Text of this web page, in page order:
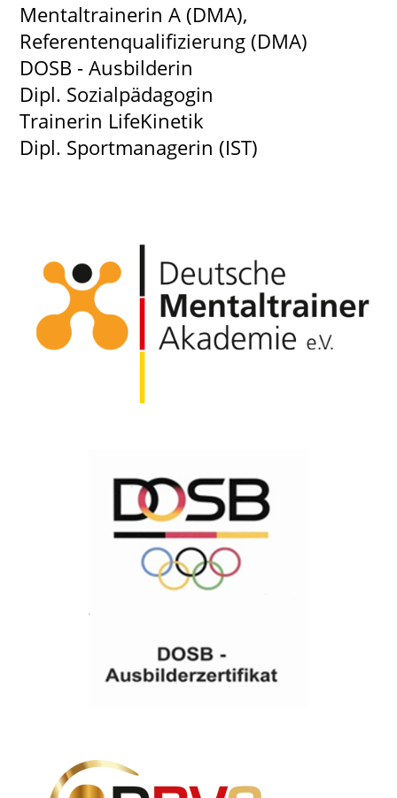
Mentaltrainerin A (DMA),
Referentenqualifizierung (DMA)
DOSB - Ausbilderin
Dipl. Sozialpädagogin
Trainerin LifeKinetik
Dipl. Sportmanagerin (IST)